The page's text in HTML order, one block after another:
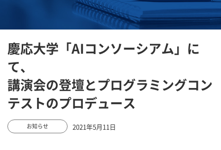
慶応大学「AIコンソーシアム」に
て、
講演会の登壇とプログラミングコン
テストのプロデュース
お知らせ 2021年5月11日